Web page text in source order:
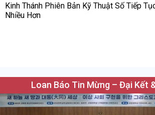
Kinh Thánh Phiên Bản Kỹ Thuật Số Tiếp
Nhiều Hơn
Loan Báo Tin Mừng – Đại Kết